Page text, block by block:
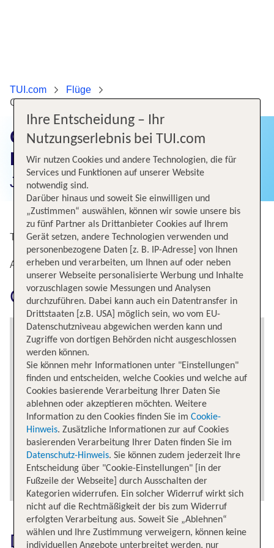
TUI.com
Flüge
Günstige Flüge von Düsseldorf nach Cancun
Günstige Flüge von
Düsseldorf nach Cancun
Jetzt Flugangebote finden!
Top Angebote von Düsseldorf nach Cancun
Alternative Flugverbindungen nach Cancun
Cancun erkunden
Das könnte dich auch
Ihre Entscheidung – Ihr
Nutzungserlebnis bei TUI.com
Wir nutzen Cookies und andere Technologien, die für
Services und Funktionen auf unserer Website
notwendig sind.
Darüber hinaus und soweit Sie einwilligen und
„Zustimmen“ auswählen, können wir sowie unsere bis
zu fünf Partner als Drittanbieter Cookies auf Ihrem
Gerät setzen, andere Technologien verwenden und
personenbezogene Daten [z. B. IP-Adresse] von Ihnen
erheben und verarbeiten, um Ihnen auf oder neben
unserer Webseite personalisierte Werbung und Inhalte
vorzuschlagen sowie Messungen und Analysen
durchzuführen. Dabei kann auch ein Datentransfer in
Drittstaaten [z.B. USA] möglich sein, wo vom EU-
Datenschutzniveau abgewichen werden kann und
Zugriffe von dortigen Behörden nicht ausgeschlossen
werden können.
Sie können mehr Informationen unter "Einstellungen"
finden und entscheiden, welche Cookies und welche auf
Cookies basierende Verarbeitung Ihrer Daten Sie
ablehnen oder akzeptieren möchten. Weitere
Information zu den Cookies finden Sie im Cookie-
Hinweis. Zusätzliche Informationen zur auf Cookies
basierenden Verarbeitung Ihrer Daten finden Sie im
Datenschutz-Hinweis. Sie können zudem jederzeit Ihre
Entscheidung über "Cookie-Einstellungen" [in der
Fußzeile der Webseite] durch Ausschalten der
Kategorien widerrufen. Ein solcher Widerruf wirkt sich
nicht auf die Rechtmäßigkeit der bis zum Widerruf
erfolgten Verarbeitung aus. Soweit Sie „Ablehnen“
wählen und Ihre Zustimmung verweigern, können keine
individuellen Angebote unterbreitet werden, nur